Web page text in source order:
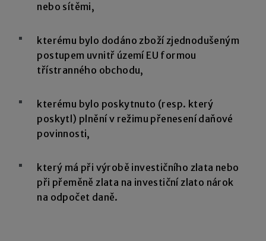
nebo sítěmi,
kterému bylo dodáno zboží zjednodušeným
postupem uvnitř území EU formou
třístranného obchodu,
kterému bylo poskytnuto (resp. který
poskytl) plnění v režimu přenesení daňové
povinnosti,
který má při výrobě investičního zlata nebo
při přeměně zlata na investiční zlato nárok
na odpočet daně.